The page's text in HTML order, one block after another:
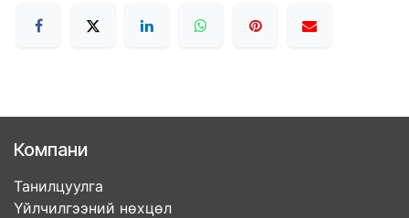
Компани
Танилцуулга
Үйлчилгээний нөхцөл